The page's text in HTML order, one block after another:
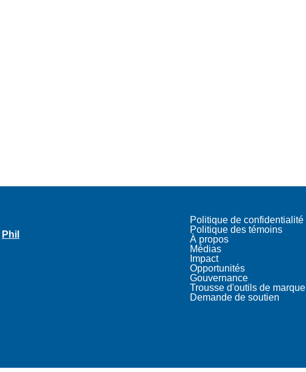
Phil
Politique de confidentialité
Politique des témoins
À propos
Médias
Impact
Opportunités
Gouvernance
Trousse d'outils de marque
Demande de soutien